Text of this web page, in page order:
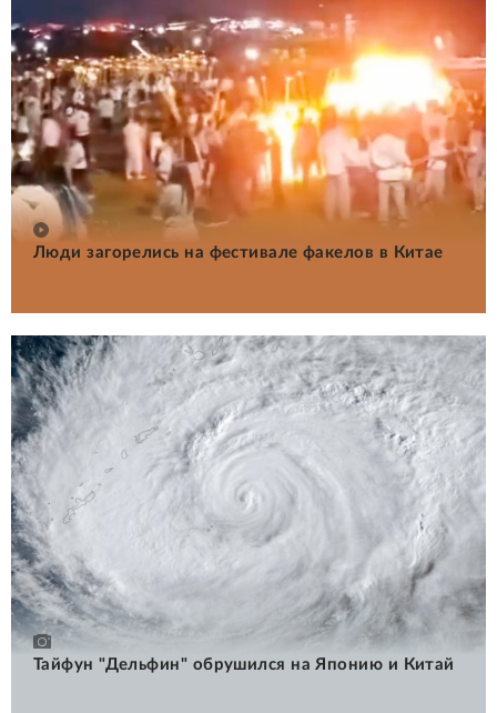
Люди загорелись на фестивале факелов в Китае
Тайфун "Дельфин" обрушился на Японию и Китай